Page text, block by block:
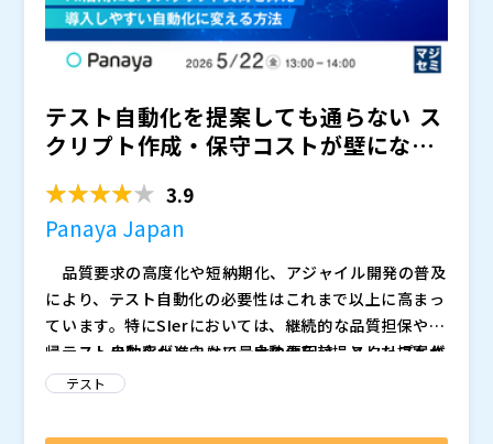
テスト自動化を提案しても通らない―― ス
クリプト作成・保守コストが壁になる
3.9
Panaya Japan
品質要求の高度化や短納期化、アジャイル開発の普及
により、テスト自動化の必要性はこれまで以上に高まっ
ています。特にSIerにおいては、継続的な品質担保や回
帰テストの効率化に向けて、自動化を前提とした提案が
求められる場面も増えています。 一方で、「自動化
テスト自動化が進まない最大の要因は、スクリプト作
成および保守にかかるコストの大きさにあります。自動
テスト